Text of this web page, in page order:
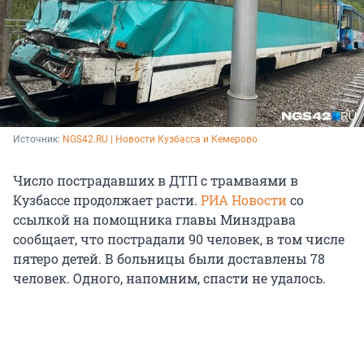
Источник: NGS42.RU | Новости Кузбасса и Кемерово
Число пострадавших в ДТП с трамваями в
Кузбассе продолжает расти. РИА Новостисо
ссылкой на помощника главы Минздрава
сообщает, что пострадали 90 человек, в том числе
пятеро детей. В больницы были доставлены 78
человек. Одного, напомним, спасти не удалось.